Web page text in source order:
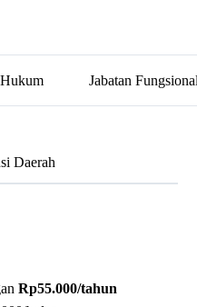
Jabatan Fungsional
Daerah
Rp55.000/tahun